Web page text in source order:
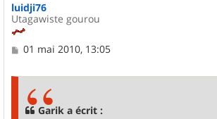
luidji76
Utagawiste gourou
M
01 mai 2010, 13:05
Garik a écrit :